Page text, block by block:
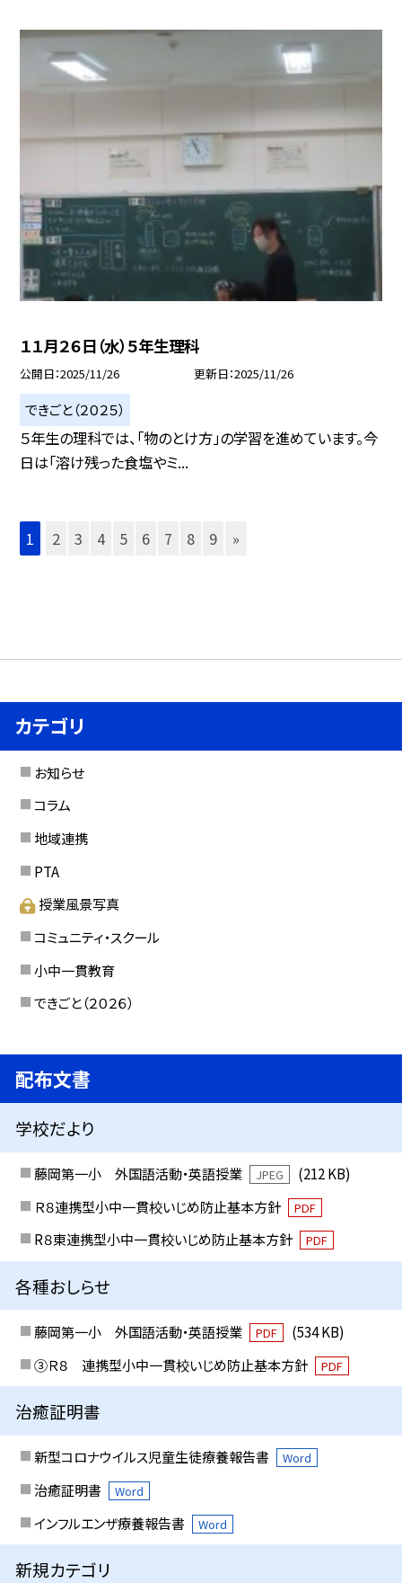
１１月２６日（水）５年生理科
公開日 2025/11/26 更新日 2025/11/26
できごと（２０２５）
５年生の理科では、「物のとけ方」の学習を進めています。今
日は「溶け残った食塩やミ...
1 2 3 4 5 6 7 8 9 »
カテゴリ
お知らせ
コラム
地域連携
PTA
授業風景写真
コミュニティ・スクール
小中一貫教育
できごと（２０２６）
配布文書
学校だより
藤岡第一小 外国語活動・英語授業 JPEG
(212 KB)
Ｒ８連携型小中一貫校いじめ防止基本方針
PDF
R８東連携型小中一貫校いじめ防止基本方針 PDF
各種おしらせ
藤岡第一小 外国語活動・英語授業 PDF
(534 KB)
③Ｒ８ 連携型小中一貫校いじめ防止基本方針
PDF
治癒証明書
新型コロナウイルス児童生徒療養報告書 Word
治癒証明書 Word
インフルエンザ療養報告書 Word
新規カテゴリ